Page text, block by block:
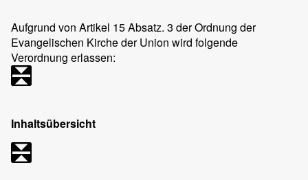
Aufgrund von Artikel 15 Absatz. 3 der Ordnung der
Evangelischen Kirche der Union wird folgende
Verordnung erlassen:
Inhaltsübersicht